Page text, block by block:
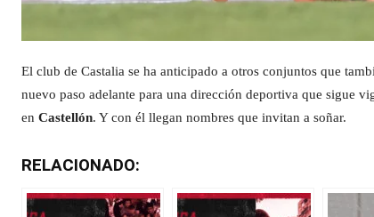
El club de Castalia se ha anticipado a otros conjuntos que
nuevo paso adelante para una dirección deportiva que sigue
en Castellón. Y con él llegan nombres que invitan a soñar.
RELACIONADO: